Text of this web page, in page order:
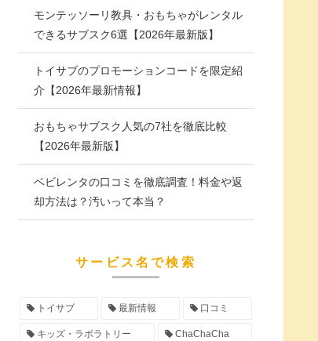
モンテッソーリ教具・おもちゃがレンタル
できるサブスク6選【2026年最新版】
トイサブのプロモーションコードを限定紹
介【2026年最新情報】
おもちゃサブスク人気の7社を徹底比較
【2026年最新版】
ベビレンタの口コミを徹底調査！料金や返
却方法は？汚いって本当？
サービス名で検索
トイサブ 最新情報 口コミ
キッズ・ラボラトリー ChaChaCha